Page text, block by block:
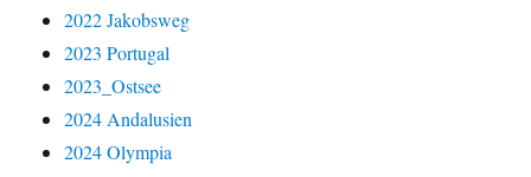
2022 Jakobsweg
2023 Portugal
2023_Ostsee
2024 Andalusien
2024 Olympia